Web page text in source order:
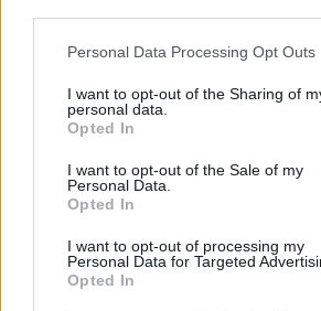
Please note that this website/app uses
not limited to your visit or usage
grant or deny consent to Google and its
use your data for below specified
consent section.
Personal Data Processing Opt Outs
I want to opt-out of the Sharing of
personal data.
Opted In
I want to opt-out of the Sale of my
Personal Data.
Opted In
I want to opt-out of processing my
Personal Data for Targeted
Opted In
på både humøret og
hun vil ha en del trening å ta
– Jeg begynner å kjenne litt på
kroppen og ryggen som har
bli litt svett. Jeg må bare passe på
sjakk til fødsel og så legge inn
prikke inn formen til september,
podkasten.